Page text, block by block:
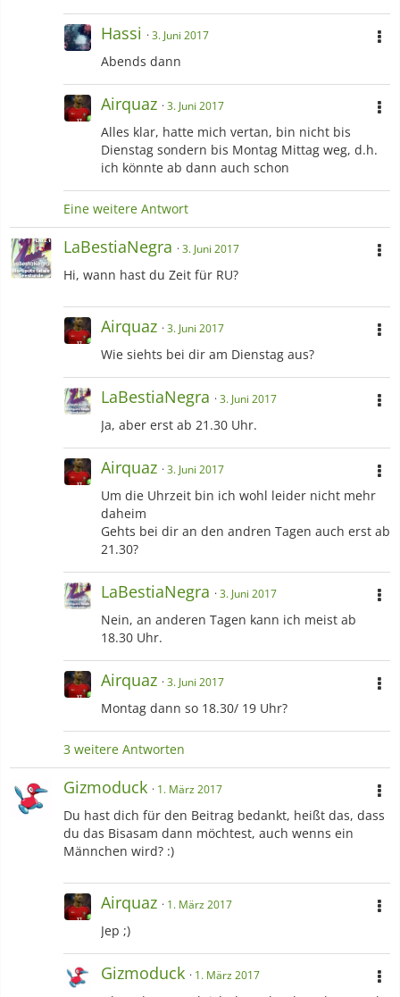
Hassi 3. Juni 2017
Abends dann
Airquaz 3. Juni 2017
Alles klar, hatte mich vertan, bin nicht bis
Dienstag sondern bis Montag Mittag weg, d.h.
ich könnte ab dann auch schon
Eine weitere Antwort
LaBestiaNegra 3. Juni 2017
Hi, wann hast du Zeit für RU?
Airquaz 3. Juni 2017
Wie siehts bei dir am Dienstag aus?
LaBestiaNegra 3. Juni 2017
Ja, aber erst ab 21.30 Uhr.
Airquaz 3. Juni 2017
Um die Uhrzeit bin ich wohl leider nicht mehr
daheim
Gehts bei dir an den andren Tagen auch erst ab
21.30?
LaBestiaNegra 3. Juni 2017
Nein, an anderen Tagen kann ich meist ab
18.30 Uhr.
Airquaz 3. Juni 2017
Montag dann so 18.30/ 19 Uhr?
3 weitere Antworten
Gizmoduck 1. März 2017
Du hast dich für den Beitrag bedankt, heißt das, dass
du das Bisasam dann möchtest, auch wenns ein
Männchen wird? :)
Airquaz 1. März 2017
Jep ;)
Gizmoduck 1. März 2017